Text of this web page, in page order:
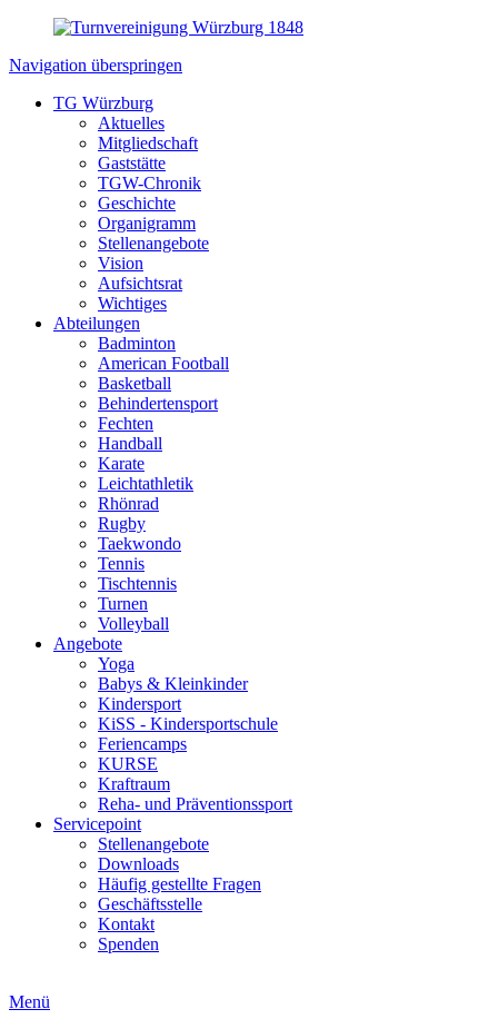
Navigation überspringen
TG Würzburg
Aktuelles
Mitgliedschaft
Gaststätte
TGW-Chronik
Geschichte
Organigramm
Stellenangebote
Vision
Aufsichtsrat
Wichtiges
Abteilungen
Badminton
American Football
Basketball
Behindertensport
Fechten
Handball
Karate
Leichtathletik
Rhönrad
Rugby
Taekwondo
Tennis
Tischtennis
Turnen
Volleyball
Angebote
Yoga
Babys & Kleinkinder
Kindersport
KiSS - Kindersportschule
Feriencamps
KURSE
Kraftraum
Reha- und Präventionssport
Servicepoint
Stellenangebote
Downloads
Häufig gestellte Fragen
Geschäftsstelle
Kontakt
Spenden
Menü